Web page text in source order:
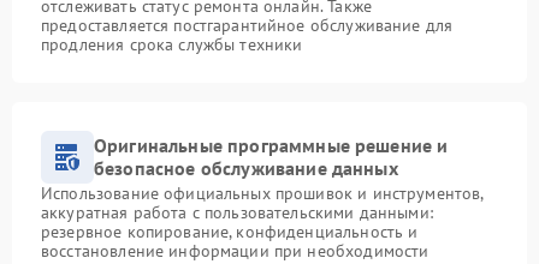
отслеживать статус ремонта онлайн. Также
предоставляется постгарантийное обслуживание для
продления срока службы техники
Оригинальные программные решение и
безопасное обслуживание данных
Использование официальных прошивок и инструментов,
аккуратная работа с пользовательскими данными:
резервное копирование, конфиденциальность и
восстановление информации при необходимости